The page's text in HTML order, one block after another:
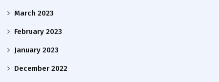
March 2023
February 2023
January 2023
December 2022